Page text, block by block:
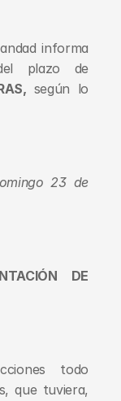
informa
según lo
23 de
DE
todo
que tuviera,